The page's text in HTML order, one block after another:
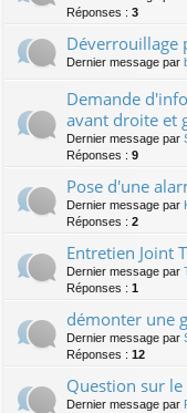
Réponses : 3
Déverrouillage
Dernier message par
Demande
avant droite et
Dernier message par
Réponses : 9
Pose d'une
Dernier message par
Réponses : 2
Entretien Joint
Dernier message par
Réponses : 1
démonter une
Dernier message par
Réponses : 12
Question sur le
Dernier message par